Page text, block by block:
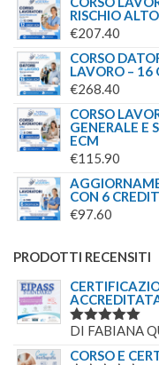
RISCHIO
€207.40
CORSO
LAVORO – 16
€268.40
CORSO
GENERALE E
ECM
€115.90
CON 6
€97.60
PRODOTTI RECENSITI
VALUTATO
DI FABIANA
CORSO E